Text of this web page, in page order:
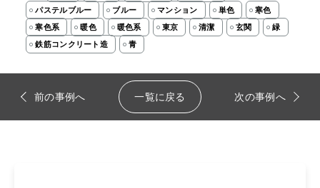
パステルブルー
ブルー マンション 単色
寒色
寒色系
暖色 暖色系 東京 清潔 玄関
緑
鉄筋コンクリート造
青
前の事例へ 一覧に戻る 次の事例へ